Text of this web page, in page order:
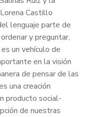
Castillo
lenguaje parte de
y preguntar,
un vehículo de
en la visión
de pensar de las
una creación
producto social-
de nuestras